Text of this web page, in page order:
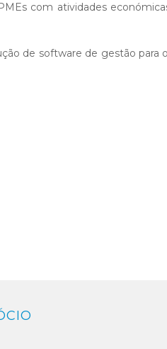
com atividades
de software de gestão para